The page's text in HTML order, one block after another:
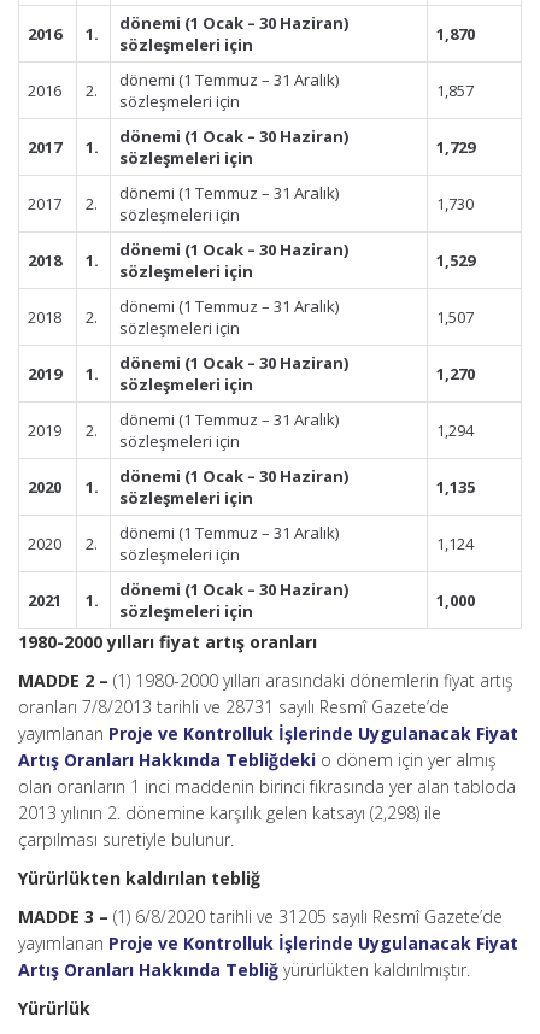
2016 1.
dönemi (1 Ocak – 30 Haziran)
sözleşmeleri için
1,870
2016 2.
dönemi (1 Temmuz – 31 Aralık)
sözleşmeleri için
1,857
2017 1.
dönemi (1 Ocak – 30 Haziran)
sözleşmeleri için
1,729
2017 2.
dönemi (1 Temmuz – 31 Aralık)
sözleşmeleri için
1,730
2018 1.
dönemi (1 Ocak – 30 Haziran)
sözleşmeleri için
1,529
2018 2.
dönemi (1 Temmuz – 31 Aralık)
sözleşmeleri için
1,507
2019 1.
dönemi (1 Ocak – 30 Haziran)
sözleşmeleri için
1,270
2019 2.
dönemi (1 Temmuz – 31 Aralık)
sözleşmeleri için
1,294
2020 1.
dönemi (1 Ocak – 30 Haziran)
sözleşmeleri için
1,135
2020 2.
dönemi (1 Temmuz – 31 Aralık)
sözleşmeleri için
1,124
2021 1.
dönemi (1 Ocak – 30 Haziran)
sözleşmeleri için
1,000
1980-2000 yılları fiyat artış oranları
MADDE 2 – (1) 1980-2000 yılları arasındaki dönemlerin fiyat artış
oranları 7/8/2013 tarihli ve 28731 sayılı Resmî Gazete’de
yayımlanan Proje ve Kontrolluk İşlerinde Uygulanacak Fiyat
Artış Oranları Hakkında Tebliğdeki o dönem için yer almış
olan oranların 1 inci maddenin birinci fıkrasında yer alan tabloda
2013 yılının 2. dönemine karşılık gelen katsayı (2,298) ile
çarpılması suretiyle bulunur.
Yürürlükten kaldırılan tebliğ
MADDE 3 – (1) 6/8/2020 tarihli ve 31205 sayılı Resmî Gazete’de
yayımlanan Proje ve Kontrolluk İşlerinde Uygulanacak Fiyat
Artış Oranları Hakkında Tebliğ yürürlükten kaldırılmıştır.
Yürürlük